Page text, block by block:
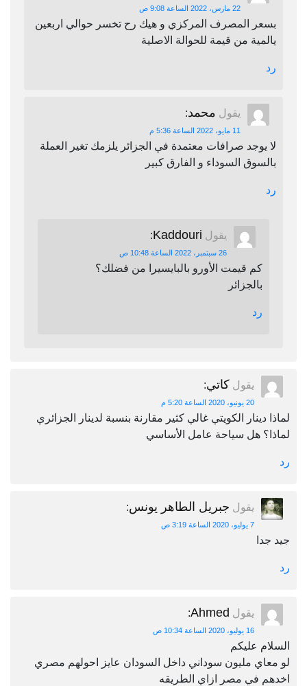
22 مارس، 2022 الساعة 9:08 ص
بسعر المصرف المركزي و هيك رح تخسر حوالي اربعين
يالمية من قيمة للحوالة الاصلية
رد
يقول محمد:
11 مايو، 2022 الساعة 5:36 م
لا يوجد صرافات معتمدة في الجزائر يلزمك تغير العملة
بالسوق السوداء و الفارق كبير
رد
يقول Kaddouri
:
26 سبتمبر، 2022 الساعة 10:48 ص
كم قيمت الأورو بالبايسيرا من فضلك؟
بالجزائر
رد
يقول كاتي:
20 يونيو، 2020 الساعة 5:20 م
لماذا دينار الكويتي غالي كثير مقارنة بنسبة لدينار الجزائري
لماذا؟ هل سياحة عامل الأساسي
رد
يقول جبريل الطاهر يونس:
7 يوليو، 2020 الساعة 3:19 ص
جيد جدا
رد
يقول Ahmed
:
16 يوليو، 2020 الساعة 10:34 ص
السلام عليكم
لو معاي مليون سوداني داخل السودان عايز احولهم مصري
اخدهم في مصر ازاي الطريقه